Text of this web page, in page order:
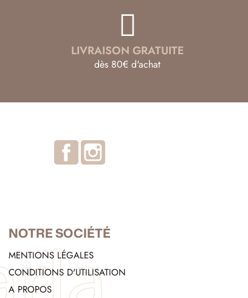
LIVRAISON GRATUITE
dès 80€ d'achat
Facebook
NOTRE SOCIÉTÉ
MENTIONS LÉGALES
CONDITIONS D'UTILISATION
A PROPOS